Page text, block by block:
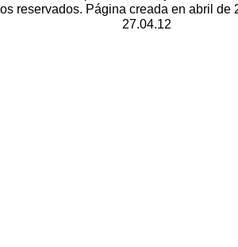
reservados. Página creada en abril
27.04.12